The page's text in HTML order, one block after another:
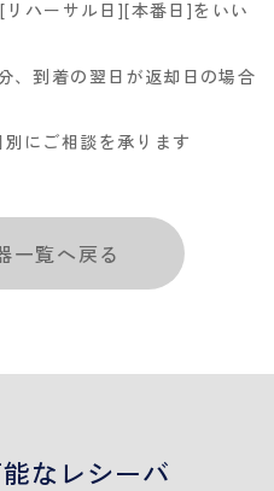
ハーサル日][本番日]をいい
、到着の翌日が返却日の場合
にご相談を承ります
一覧へ戻る
なレシーバ